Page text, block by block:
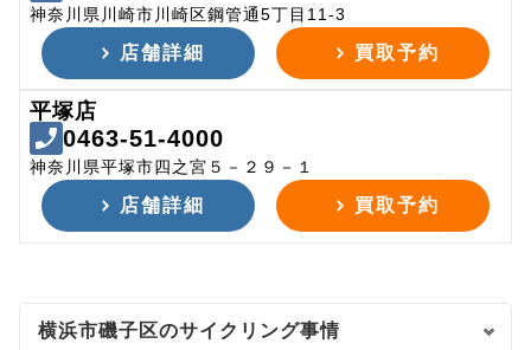
神奈川県川崎市川崎区鋼管通5丁目11-3
店舗詳細 買取予約
平塚店
0463-51-4000
神奈川県平塚市四之宮５－２９－１
店舗詳細 買取予約
横浜市磯子区のサイクリング事情